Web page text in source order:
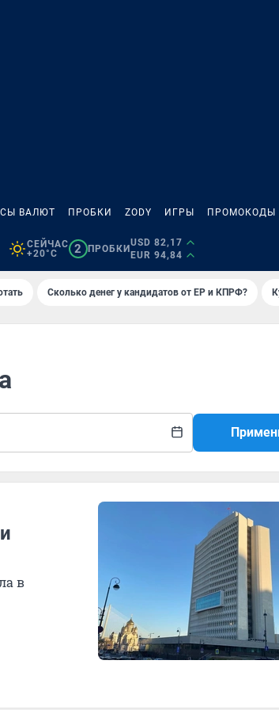
ВАЛЮТ ПРОБКИ ZODY ИГРЫ ПРОМОКОДЫ
СЕЙЧАС
+20°C
2 ПРОБКИ
USD 82,17
EUR 94,84
Сколько денег у кандидатов от ЕР и КПРФ?
в